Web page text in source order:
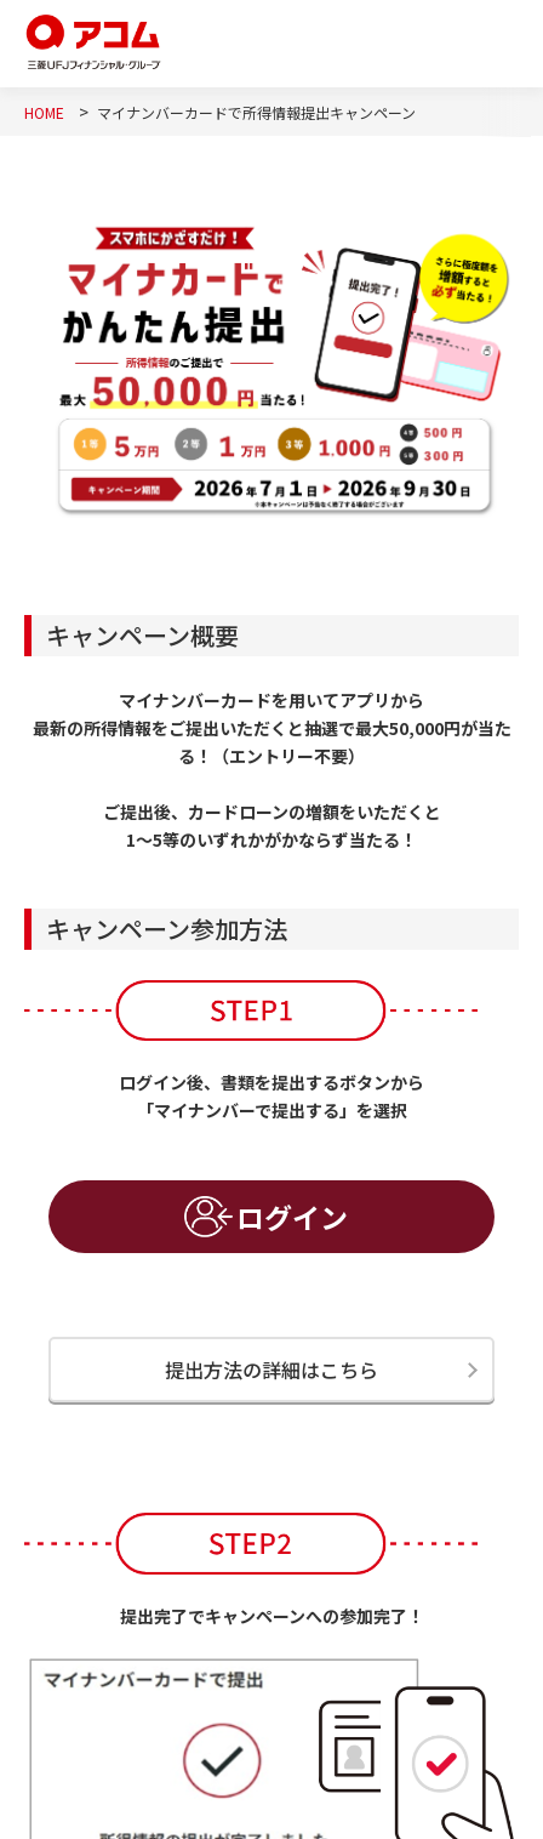
HOME マイナンバーカードで所得情報提出キャンペーン
キャンペーン概要
マイナンバーカードを用いてアプリから
最新の所得情報をご提出いただくと抽選で最大50,000円が当た
る！（エントリー不要）
ご提出後、カードローンの増額をいただくと
1～5等のいずれかがかならず当たる！
キャンペーン参加方法
ログイン後、書類を提出するボタンから
「マイナンバーで提出する」を選択
ログイン
提出方法の詳細はこちら
提出完了でキャンペーンへの参加完了！